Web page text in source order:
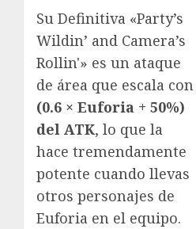
Su Definitiva «Party’s
Wildin’ and Camera’s
Rollin'» es un ataque
de área que escala con
(0.6 × Euforia + 50%)
del ATK, lo que la
hace tremendamente
potente cuando llevas
otros personajes de
Euforia en el equipo.